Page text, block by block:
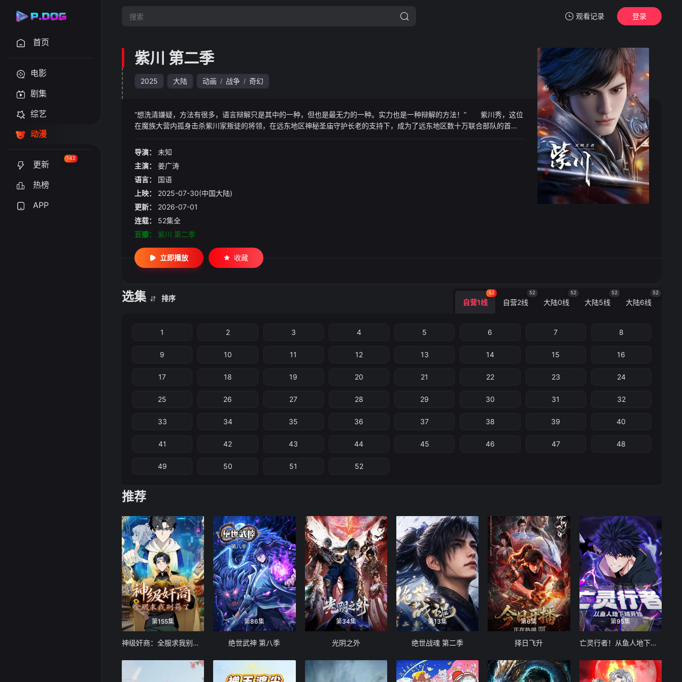
观看记录
暂无观看影片的记录
登录
首页
电影
剧集
综艺
动漫
更新
142
热榜
APP
紫川 第二季
2025 大陆 动画 / 战争 / 奇幻
“想洗清嫌疑，方法有很多，语言辩解只是其中的一种，但也是最无力的一种。实力也是一种辩解的方法！” 紫川秀，这位
在魔族大营内孤身击杀紫川家叛徒的将领，在远东地区神秘圣庙守护长老的支持下，成为了远东地区数十万联合部队的首
导演：
未知
主演：
姜广涛
语言：
国语
上映：
2025-07-30(中国大陆)
更新：
2026-07-01
连载：
52集全
豆瓣：
紫川 第二季
立即播放 收藏
选集 排序 自营1线
52
自营2线
52
大陆0线
52
大陆5线
52
大陆6线
52
1 2 3 4 5 6 7 8
9 10 11 12 13 14 15 16
17 18 19 20 21 22 23 24
25 26 27 28 29 30 31 32
33 34 35 36 37 38 39 40
41 42 43 44 45 46 47 48
49 50 51 52
推荐
第155集
神级奸商：全服求我别薅了 动态漫画
第86集
绝世武神 第八季
第34集
光阴之外
第13集
绝世战魂 第二季
第6集
择日飞升
第95集
亡灵行者！从鱼人地下城开始 动态漫画